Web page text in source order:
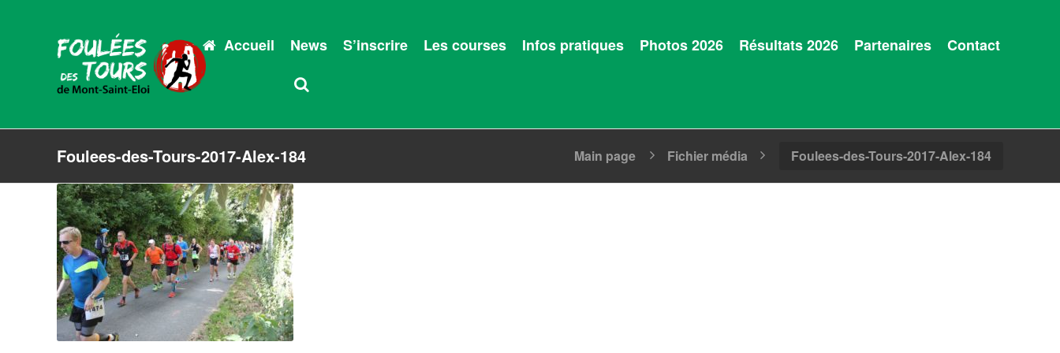
Accueil News S’inscrire Les courses Infos pratiques Photos 2026 Résultats 2026 Partenaires Contact
Foulees-des-Tours-2017-Alex-184 Main page Fichier média Foulees-des-Tours-2017-Alex-184